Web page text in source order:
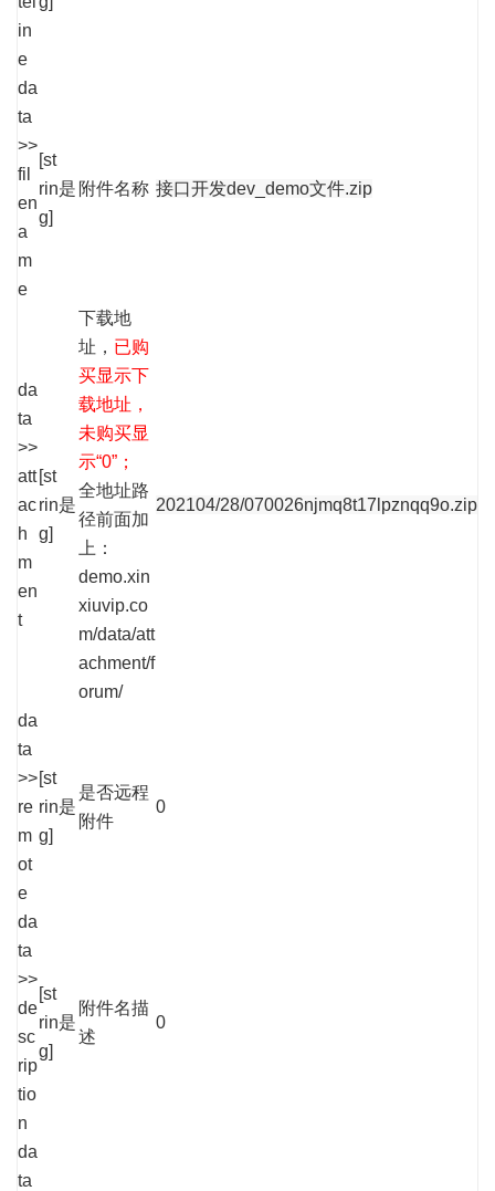
in
e
da
ta
>>
fil
en
a
m
e
[st
rin
g]
是 附件名称 接口开发dev_demo文件.zip
da
ta
>>
att
ac
h
m
en
t
[st
rin
g]
是
下载地
址， 已购
买显示下
载地址，
未购买显
示“0”；
全地址路
径前面加
上：
demo.xin
xiuvip.co
m/data/att
achment/f
orum/
202104/28/070026njmq8t17lpznqq9o.zip
da
ta
>>
re
m
ot
e
[st
rin
g]
是
是否远程
附件
0
da
ta
>>
de
sc
rip
tio
n
[st
rin
g]
是
附件名描
述
0
da
ta